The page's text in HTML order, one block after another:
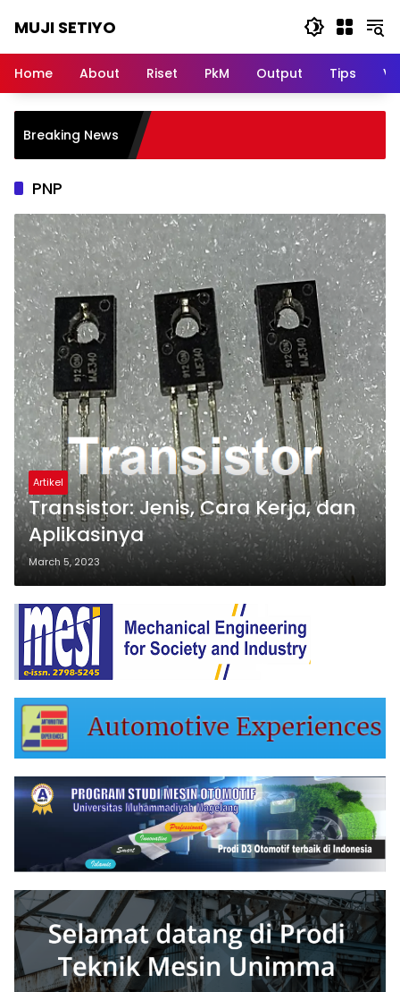
MUJI SETIYO
Bersama,
Home About Riset PkM Output Tips
Breaking News
PNP
Artikel
Transistor: Jenis, Cara Kerja, dan
Aplikasinya
March 5, 2023